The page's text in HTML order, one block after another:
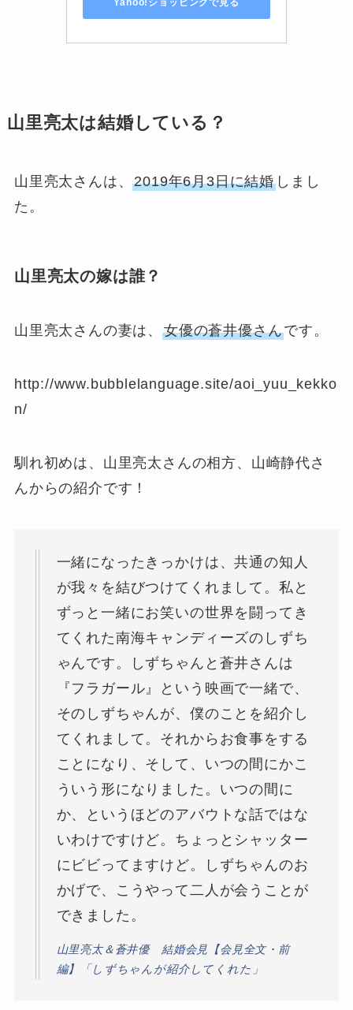
Yahoo!ショッピングで見る
山里亮太は結婚している？
山里亮太さんは、2019年6月3日に結婚 しまし
た。
山里亮太の嫁は誰？
山里亮太さんの妻は、 女優の蒼井優さんです。
http://www.bubblelanguage.site/aoi_yuu_kekko
n/
馴れ初めは、山里亮太さんの相方、山崎静代さ
んからの紹介です！
一緒になったきっかけは、共通の知人
が我々を結びつけてくれまして。私と
ずっと一緒にお笑いの世界を闘ってき
てくれた南海キャンディーズのしずち
ゃんです。しずちゃんと蒼井さんは
『フラガール』という映画で一緒で、
そのしずちゃんが、僕のことを紹介し
てくれまして。それからお食事をする
ことになり、そして、いつの間にかこ
ういう形になりました。いつの間に
か、というほどのアバウトな話ではな
いわけですけど。ちょっとシャッター
にビビってますけど。しずちゃんのお
かげで、こうやって二人が会うことが
できました。
山里亮太＆蒼井優 結婚会見【会見全文・前
編】「しずちゃんが紹介してくれた」